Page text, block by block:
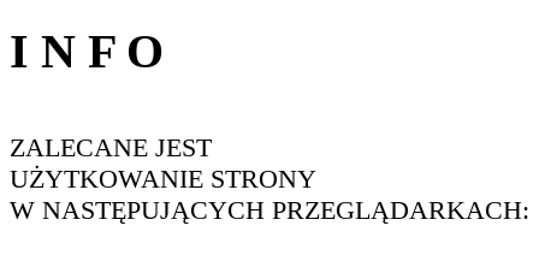
I N F O
ZALECANE JEST
UŻYTKOWANIE STRONY
W NASTĘPUJĄCYCH PRZEGLĄDARKACH: